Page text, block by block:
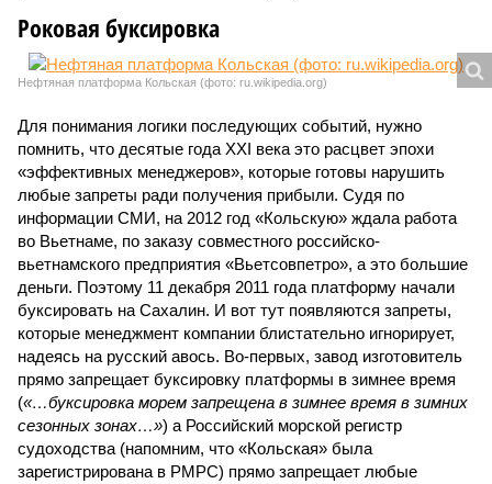
Роковая буксировка
Нефтяная платформа Кольская (фото: ru.wikipedia.org)
Для понимания логики последующих событий, нужно
помнить, что десятые года XXI века это расцвет эпохи
«эффективных менеджеров», которые готовы нарушить
любые запреты ради получения прибыли. Судя по
информации СМИ, на 2012 год «Кольскую» ждала работа
во Вьетнаме, по заказу совместного российско-
вьетнамского предприятия «Вьетсовпетро», а это большие
деньги. Поэтому 11 декабря 2011 года платформу начали
буксировать на Сахалин. И вот тут появляются запреты,
которые менеджмент компании блистательно игнорирует,
надеясь на русский авось. Во-первых, завод изготовитель
прямо запрещает буксировку платформы в зимнее время
(«…буксировка морем запрещена в зимнее время в зимних
сезонных зонах…») а Российский морской регистр
судоходства (напомним, что «Кольская» была
зарегистрирована в РМРС) прямо запрещает любые